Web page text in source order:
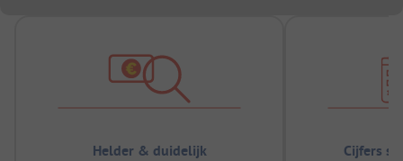
Helder & duidelijk Cijfers